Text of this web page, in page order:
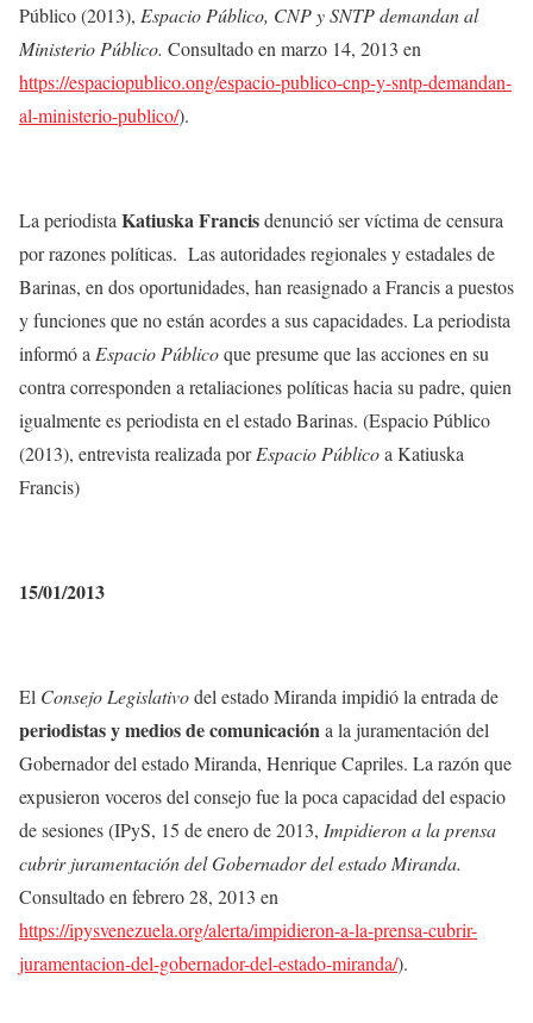
Público(2013), Espacio Público, CNP y SNTP demandan al
Ministerio Público. Consultado en marzo 14, 2013 en
https://espaciopublico.ong/espacio-publico-cnp-y-sntp-demandan-
al-ministerio-publico/).
La periodista Katiuska Francisdenunció ser víctima de censura
por razones políticas. Las autoridades regionales y estadales de
Barinas, en dos oportunidades, han reasignado a Francis a puestos
y funciones que no están acordes a sus capacidades. La periodista
informó a Espacio Públicoque presume que las acciones en su
contra corresponden a retaliaciones políticas hacia su padre, quien
igualmente es periodista en el estado Barinas. (Espacio Público
(2013), entrevista realizada porEspacio Públicoa Katiuska
Francis)
15/01/2013
El Consejo Legislativodel estado Miranda impidió la entrada de
periodistas y medios de comunicacióna la juramentación del
Gobernador del estado Miranda, Henrique Capriles. La razón que
expusieron voceros del consejo fue la poca capacidad del espacio
de sesiones (IPyS, 15 de enero de 2013, Impidieron a la prensa
cubrir juramentación del Gobernador del estado Miranda.
Consultado en febrero 28, 2013 en
https://ipysvenezuela.org/alerta/impidieron-a-la-prensa-cubrir-
juramentacion-del-gobernador-del-estado-miranda/).